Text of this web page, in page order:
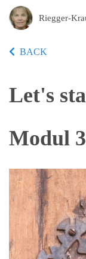
Riegger-
BACK
Let's
Modul